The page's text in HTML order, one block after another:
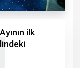
ilk